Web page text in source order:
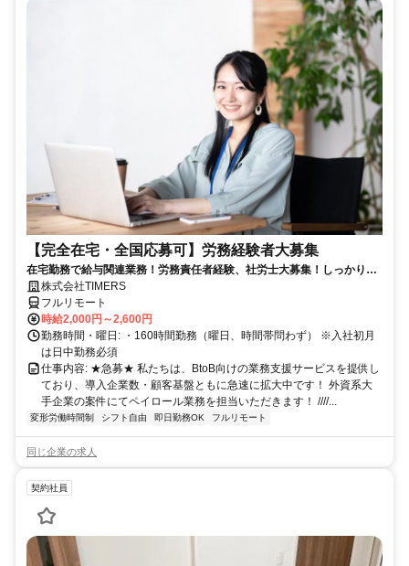
【完全在宅・全国応募可】労務経験者大募集
在宅勤務で給与関連業務！労務責任者経験、社労士大募集！しっかり稼
ぎたい方、注目！
株式会社TIMERS
フルリモート
時給2,000円～2,600円
勤務時間・曜日: ・160時間勤務（曜日、時間帯問わず） ※入社初月
は日中勤務必須
仕事内容: ★急募★ 私たちは、BtoB向けの業務支援サービスを提供し
ており、導入企業数・顧客基盤ともに急速に拡大中です！ 外資系大
手企業の案件にてペイロール業務を担当いただきます！ ////...
変形労働時間制 シフト自由 即日勤務OK フルリモート
同じ企業の求人
契約社員